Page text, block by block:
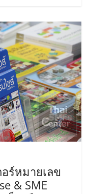
ร์หมายเลข
& SME